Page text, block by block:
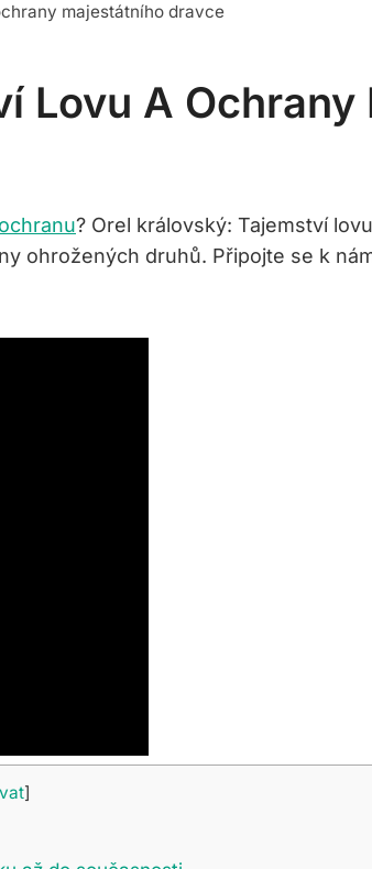
majestátního dravce
Lovu A
ochranu? Orel královský: Tajemství
ohrožených druhů. Připojte se k
]